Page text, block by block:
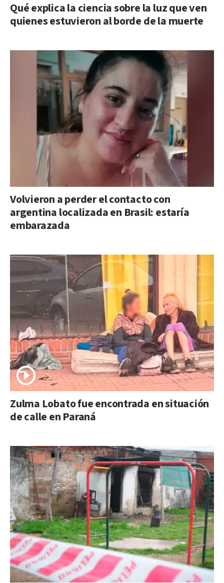
Qué explica la ciencia sobre la luz que ven
quienes estuvieron al borde de la muerte
Volvieron a perder el contacto con
argentina localizada en Brasil: estaría
embarazada
Zulma Lobato fue encontrada en situación
de calle en Paraná